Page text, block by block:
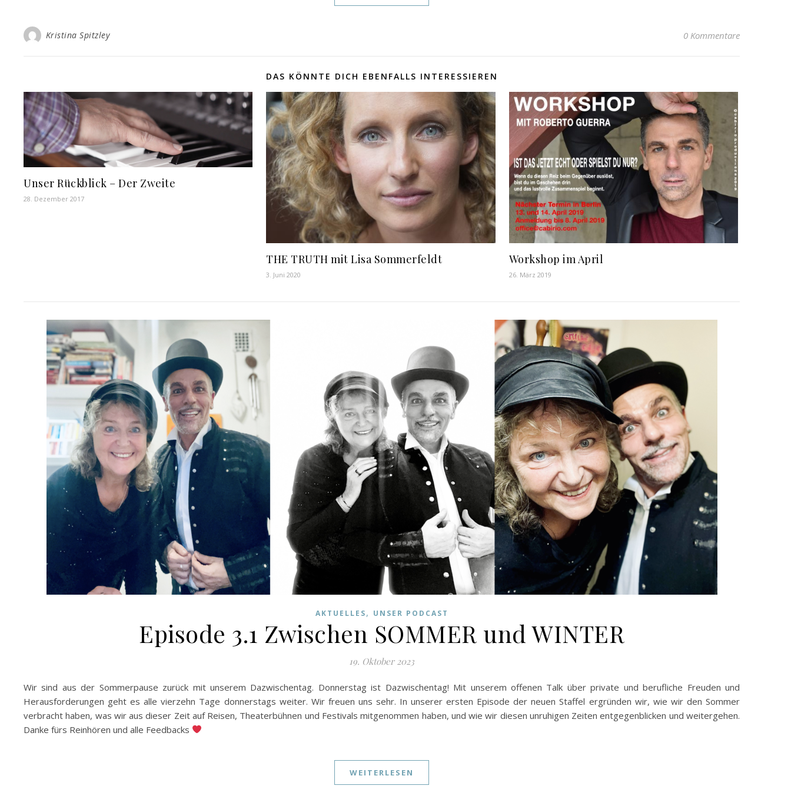
Kristina Spitzley 0 Kommentare
DAS KÖNNTE DICH EBENFALLS INTERESSIEREN
Unser Rückblick – Der Zweite
28. Dezember 2017
THE TRUTH mit Lisa Sommerfeldt
3. Juni 2020
Workshop im April
26. März 2019
AKTUELLES, UNSER PODCAST
Episode 3.1 Zwischen SOMMER und WINTER
19. Oktober 2023
Wir sind aus der Sommerpause zurück mit unserem Dazwischentag. Donnerstag ist Dazwischentag! Mit unserem offenen Talk über private und berufliche Freuden und
Herausforderungen geht es alle vierzehn Tage donnerstags weiter. Wir freuen uns sehr. In unserer ersten Episode der neuen Staffel ergründen wir, wie wir den Sommer
verbracht haben, was wir aus dieser Zeit auf Reisen, Theaterbühnen und Festivals mitgenommen haben, und wie wir diesen unruhigen Zeiten entgegenblicken und weitergehen.
Danke fürs Reinhören und alle Feedbacks
WEITERLESEN